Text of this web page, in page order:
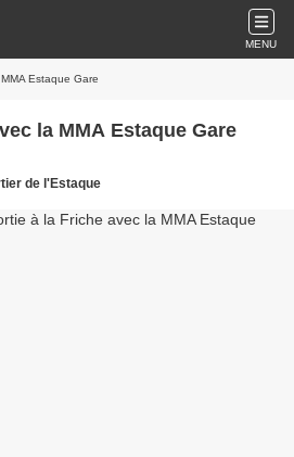
MENU
Estaque Gare
la MMA Estaque Gare
de l'Estaque